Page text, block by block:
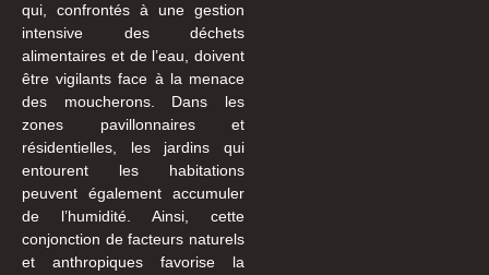
qui, confrontés à une gestion
intensive des déchets
alimentaires et de l’eau, doivent
être vigilants face à la menace
des moucherons. Dans les
zones pavillonnaires et
résidentielles, les jardins qui
entourent les habitations
peuvent également accumuler
de l’humidité. Ainsi, cette
conjonction de facteurs naturels
et anthropiques favorise la